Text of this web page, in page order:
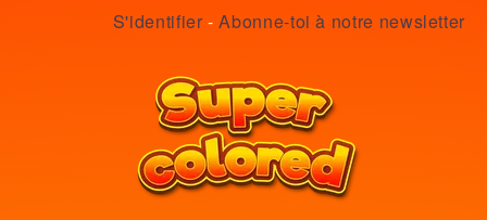
S'identifier -Abonne-toi à notre newsletter